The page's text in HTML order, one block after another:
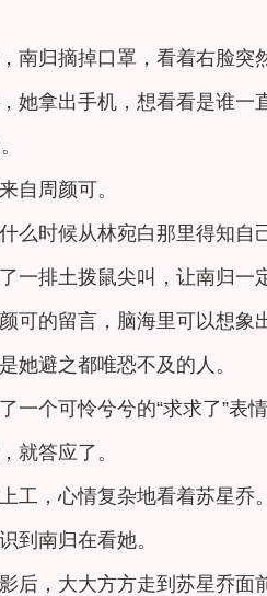
南归摘掉口罩，看着右脸
她拿出手机，想看看是谁一
自周颜可。
么时候从林宛白那里得知自
一排土拨鼠尖叫，让南归
可的留言，脑海里可以想
她避之都唯恐不及的人。
一个可怜兮兮的“求求了”表
就答应了。
工，心情复杂地看着苏星乔
到南归在看她。
后，大大方方走到苏星乔面